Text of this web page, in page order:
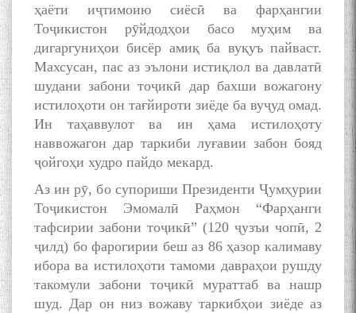
ҳаёти иҷтимоию сиёсӣ ва фарҳангии
Тоҷикистон рӯйдодҳои басо муҳим ва
дигаргуниҳои бисёр амиқ ба вуқуъ пайваст.
Махсусан, пас аз эълони истиқлол ва давлатӣ
шудани забони тоҷикӣ дар бахши вожагону
истилоҳоти он тағйироти зиёде ба вуҷуд омад.
Ин таҳаввулот ва ин ҳама истилоҳоту
наввожагон дар таркиби луғавии забон бояд
ҷойгоҳи худро пайдо мекард.
Аз ин рӯ, бо супориши Президенти Ҷумҳурии
Тоҷикистон Эмомалӣ Раҳмон “Фарҳанги
тафсирии забони тоҷикӣ” (120 ҷузъи чопӣ, 2
ҷилд) бо фарогирии беш аз 86 ҳазор калимаву
ибора ва истилоҳоти тамоми давраҳои рушду
такомули забони тоҷикӣ мураттаб ва нашр
шуд. Дар он низ вожаву таркибҳои зиёде аз